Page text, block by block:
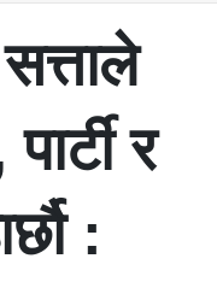
र
: